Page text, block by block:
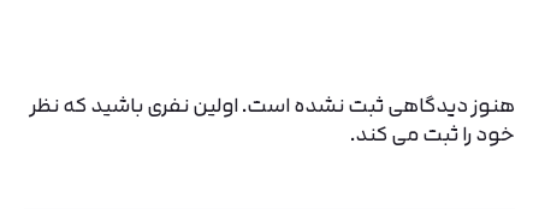
هنوز دیدگاهی ثبت نشده است. اولین نفری باشید که نظر
خود را ثبت می کند.